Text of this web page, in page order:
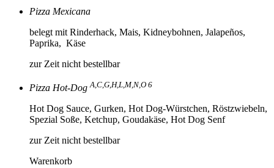
Pizza Mexicana
belegt mit Rinderhack, Mais, Kidneybohnen, Jalapeños,
Paprika, Käse
zur Zeit nicht bestellbar
Pizza Hot-DogA,C,G,H,L,M,N,O 6
Hot Dog Sauce, Gurken, Hot Dog-Würstchen, Röstzwiebeln,
Spezial Soße, Ketchup, Goudakäse, Hot Dog Senf
zur Zeit nicht bestellbar
Warenkorb